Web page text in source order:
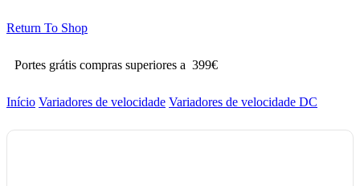
Return To Shop
Portes grátis compras superiores a 399€
Início Variadores de velocidade Variadores de velocidade DC